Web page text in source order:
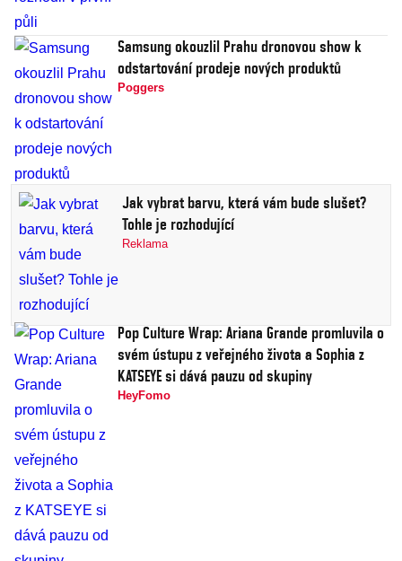
Samsung okouzlil Prahu dronovou show k
odstartování prodeje nových produktů
Poggers
Jak vybrat barvu, která vám bude slušet?
Tohle je rozhodující
Reklama
Pop Culture Wrap: Ariana Grande promluvila o
svém ústupu z veřejného života a Sophia z
KATSEYE si dává pauzu od skupiny
HeyFomo